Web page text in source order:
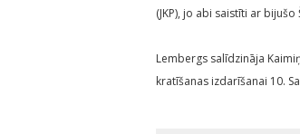
(JKP), jo abi saistīti ar
Lembergs salīdzināja
kratīšanas izdarīšanai 10.